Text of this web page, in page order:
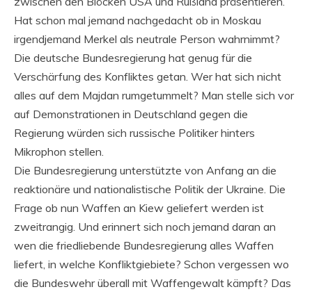
Hat schon mal jemand nachgedacht ob in Moskau
irgendjemand Merkel als neutrale Person wahrnimmt?
Die deutsche Bundesregierung hat genug für die
Verschärfung des Konfliktes getan. Wer hat sich nicht
alles auf dem Majdan rumgetummelt? Man stelle sich vor
auf Demonstrationen in Deutschland gegen die
Regierung würden sich russische Politiker hinters
Mikrophon stellen.
Die Bundesregierung unterstützte von Anfang an die
reaktionäre und nationalistische Politik der Ukraine. Die
Frage ob nun Waffen an Kiew geliefert werden ist
zweitrangig. Und erinnert sich noch jemand daran an
wen die friedliebende Bundesregierung alles Waffen
liefert, in welche Konfliktgiebiete? Schon vergessen wo
die Bundeswehr überall mit Waffengewalt kämpft? Das